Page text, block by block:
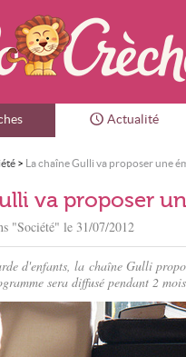
Actualité
> La chaîne Gulli va proposer une
va proposer
"Société" le 31/07/2012
d'enfants, la chaîne Gulli
sera diffusé pendant 2